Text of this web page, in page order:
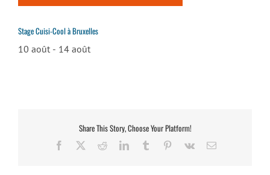
Stage Cuisi-Cool à Bruxelles
10 août - 14 août
Share This Story, Choose Your Platform!
Facebook RedditLinkedInTumblr Pinterest
Vk Email